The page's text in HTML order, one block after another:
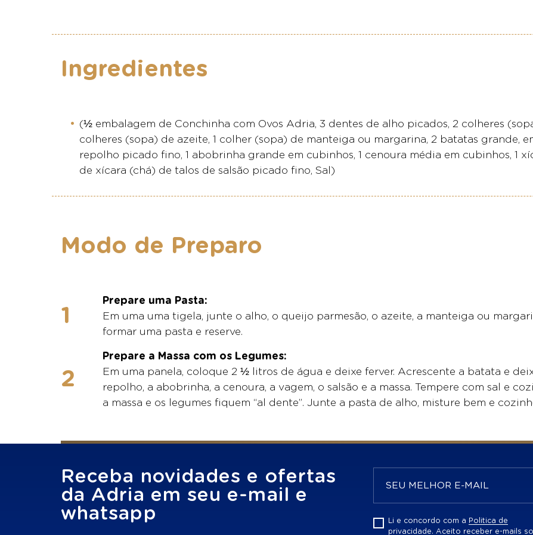
Ingredientes
(½ embalagem de Conchinha com Ovos Adria, 3 dentes de alho picados, 2 colheres
colheres (sopa) de azeite, 1 colher (sopa) de manteiga ou margarina, 2 batatas grande,
repolho picado fino, 1 abobrinha grande em cubinhos, 1 cenoura média em cubinhos, 1
de xícara (chá) de talos de salsão picado fino, Sal)
Modo de Preparo
Prepare uma Pasta:
Em uma uma tigela, junte o alho, o queijo parmesão, o azeite, a manteiga ou
formar uma pasta e reserve.
Prepare a Massa com os Legumes:
Em uma panela, coloque 2 ½ litros de água e deixe ferver. Acrescente a batata e
repolho, a abobrinha, a cenoura, a vagem, o salsão e a massa. Tempere com sal e
a massa e os legumes fiquem “al dente”. Junte a pasta de alho, misture bem e
Receba novidades e ofertas
da Adria em seu e-mail e
whatsapp
Li e concordo com a Politica de
privacidade. Aceito receber e-mails